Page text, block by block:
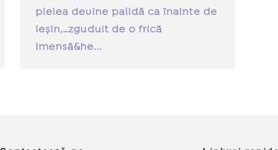
pielea devine palidă ca înainte de
leșin,…zguduit de o frică
imensă&he...